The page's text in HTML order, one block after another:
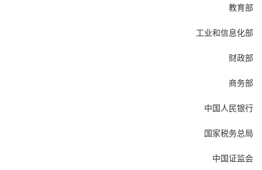
教育部
工业和信息化部
财政部
商务部
中国人民银行
国家税务总局
中国证监会